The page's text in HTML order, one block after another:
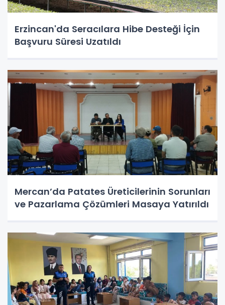
Erzincan'da Seracılara Hibe Desteği İçin
Başvuru Süresi Uzatıldı
Mercan’da Patates Üreticilerinin Sorunları
ve Pazarlama Çözümleri Masaya Yatırıldı